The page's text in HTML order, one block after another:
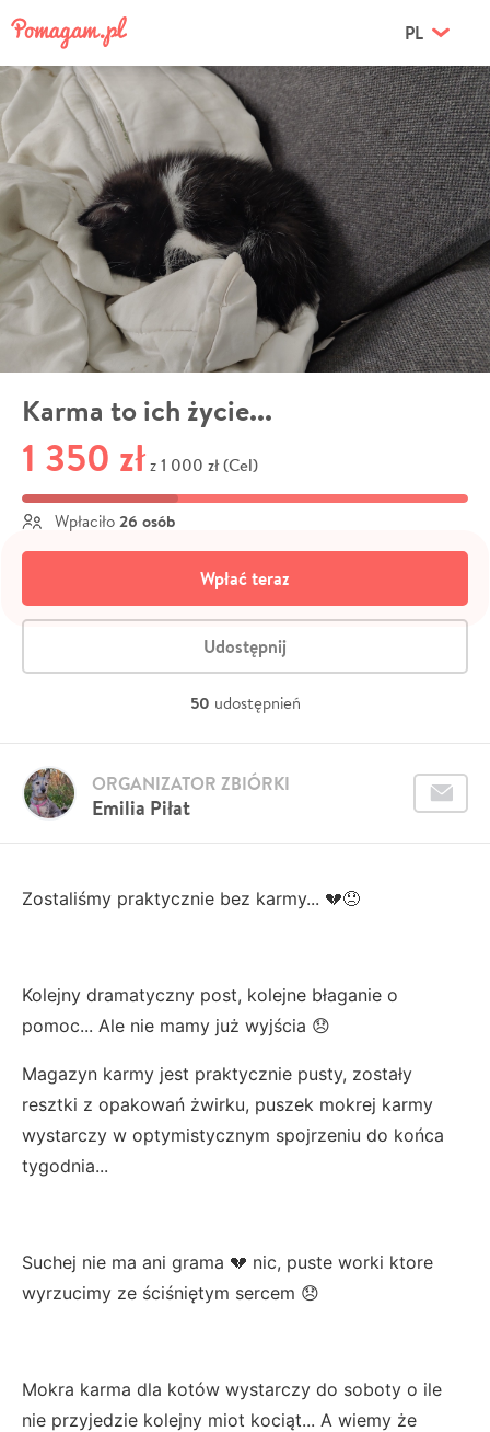
PL
Karma to ich życie...
1 350 zł z 1 000 zł (Cel)
Wpłaciło 26 osób
Wpłać teraz
Udostępnij
50 udostępnień
Emilia Piłat
ORGANIZATOR ZBIÓRKI
Zostaliśmy praktycznie bez karmy... 💔😞
Kolejny dramatyczny post, kolejne błaganie o
pomoc... Ale nie mamy już wyjścia 😞
Magazyn karmy jest praktycznie pusty, zostały
resztki z opakowań żwirku, puszek mokrej karmy
wystarczy w optymistycznym spojrzeniu do końca
tygodnia...
Suchej nie ma ani grama 💔 nic, puste worki ktore
wyrzucimy ze ściśniętym sercem 😞
Mokra karma dla kotów wystarczy do soboty o ile
nie przyjedzie kolejny miot kociąt... A wiemy że